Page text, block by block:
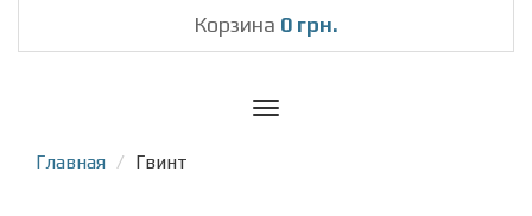
Корзина 0 грн.
Toggle
Главная
Гвинт